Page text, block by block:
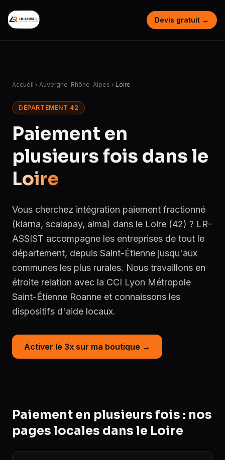
Devis gratuit →
Accueil › Auvergne-Rhône-Alpes › Loire
DÉPARTEMENT 42
Paiement en
plusieurs fois dans le
Loire
Vous cherchez intégration paiement fractionné
(klarna, scalapay, alma) dans le Loire (42) ? LR-
ASSIST accompagne les entreprises de tout le
département, depuis Saint-Étienne jusqu'aux
communes les plus rurales. Nous travaillons en
étroite relation avec la CCI Lyon Métropole
Saint-Étienne Roanne et connaissons les
dispositifs d'aide locaux.
Activer le 3x sur ma boutique →
Paiement en plusieurs fois : nos
pages locales dans le Loire